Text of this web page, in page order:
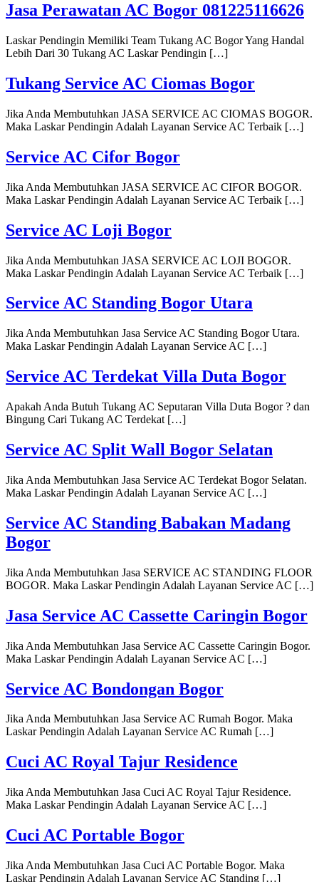
Jasa Perawatan AC Bogor 081225116626
Laskar Pendingin Memiliki Team Tukang AC Bogor Yang Handal
Lebih Dari 30 Tukang AC Laskar Pendingin […]
Tukang Service AC Ciomas Bogor
Jika Anda Membutuhkan JASA SERVICE AC CIOMAS BOGOR.
Maka Laskar Pendingin Adalah Layanan Service AC Terbaik […]
Service AC Cifor Bogor
Jika Anda Membutuhkan JASA SERVICE AC CIFOR BOGOR.
Maka Laskar Pendingin Adalah Layanan Service AC Terbaik […]
Service AC Loji Bogor
Jika Anda Membutuhkan JASA SERVICE AC LOJI BOGOR.
Maka Laskar Pendingin Adalah Layanan Service AC Terbaik […]
Service AC Standing Bogor Utara
Jika Anda Membutuhkan Jasa Service AC Standing Bogor Utara.
Maka Laskar Pendingin Adalah Layanan Service AC […]
Service AC Terdekat Villa Duta Bogor
Apakah Anda Butuh Tukang AC Seputaran Villa Duta Bogor ? dan
Bingung Cari Tukang AC Terdekat […]
Service AC Split Wall Bogor Selatan
Jika Anda Membutuhkan Jasa Service AC Terdekat Bogor Selatan.
Maka Laskar Pendingin Adalah Layanan Service AC […]
Service AC Standing Babakan Madang
Bogor
Jika Anda Membutuhkan Jasa SERVICE AC STANDING FLOOR
BOGOR. Maka Laskar Pendingin Adalah Layanan Service AC […]
Jasa Service AC Cassette Caringin Bogor
Jika Anda Membutuhkan Jasa Service AC Cassette Caringin Bogor.
Maka Laskar Pendingin Adalah Layanan Service AC […]
Service AC Bondongan Bogor
Jika Anda Membutuhkan Jasa Service AC Rumah Bogor. Maka
Laskar Pendingin Adalah Layanan Service AC Rumah […]
Cuci AC Royal Tajur Residence
Jika Anda Membutuhkan Jasa Cuci AC Royal Tajur Residence.
Maka Laskar Pendingin Adalah Layanan Service AC […]
Cuci AC Portable Bogor
Jika Anda Membutuhkan Jasa Cuci AC Portable Bogor. Maka
Laskar Pendingin Adalah Layanan Service AC Standing […]